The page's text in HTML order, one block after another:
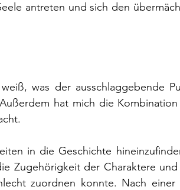
antreten und sich den
was der ausschlaggebende
hat mich die
in die Geschichte
Zugehörigkeit der Charaktere
zuordnen konnte. Nach